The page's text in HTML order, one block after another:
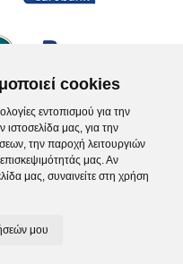
cookies
εντοπισμού για την
ιστοσελίδα μας, για την
την παροχή λειτουργιών
μας. Αν
μας, συναινείτε στη χρήση
μου